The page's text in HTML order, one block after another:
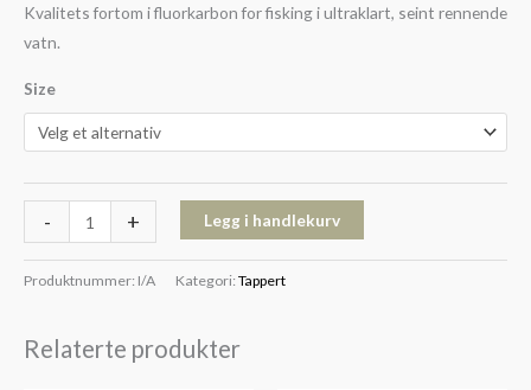
Kvalitets fortom i fluorkarbon for fisking i ultraklart, seint rennende
vatn.
Size
- + Legg i handlekurv
Produktnummer: I/A Kategori: Tappert
Relaterte produkter